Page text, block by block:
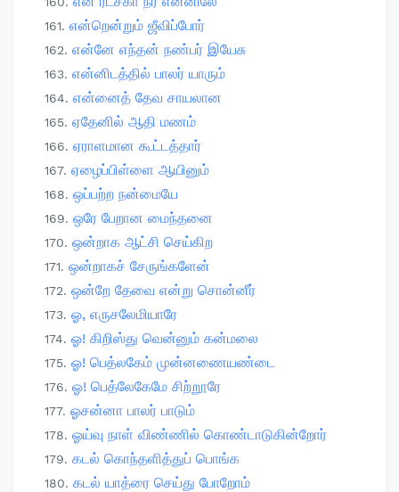
என்றென்றும் ஜீவிப்போர்
என்னே எந்தன் நண்பர் இயேசு
என்னிடத்தில் பாலர் யாரும்
என்னைத் தேவ சாயலான
ஏதேனில் ஆதி மணம்
ஏராளமான கூட்டத்தார்
ஏழைப்பிள்ளை ஆயினும்
ஒப்பற்ற நன்மையே
ஒரே பேறான மைந்தனை
ஒன்றாக ஆட்சி செய்கிற
ஒன்றாகச் சேருங்களேன்
ஒன்றே தேவை என்று சொன்னீர்
ஓ, எருசலேமியாரே
ஓ! கிறிஸ்து வென்னும் கன்மலை
ஓ! பெத்லகேம் முன்னணையண்டை
ஓ! பெத்லேகேமே சிற்றூரே
ஓசன்னா பாலர் பாடும்
ஓய்வு நாள் விண்ணில் கொண்டாடுகின்றோர்
கடல் கொந்தளித்துப் பொங்க
கடல் யாத்ரை செய்து போறோம்